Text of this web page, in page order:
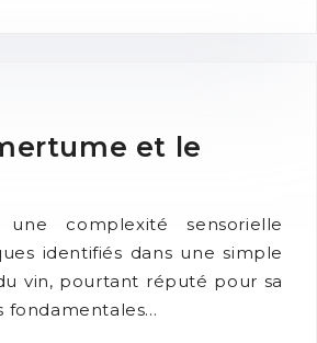
et le
complexité sensorielle
identifiés dans une simple
vin, pourtant réputé pour sa
fondamentales…